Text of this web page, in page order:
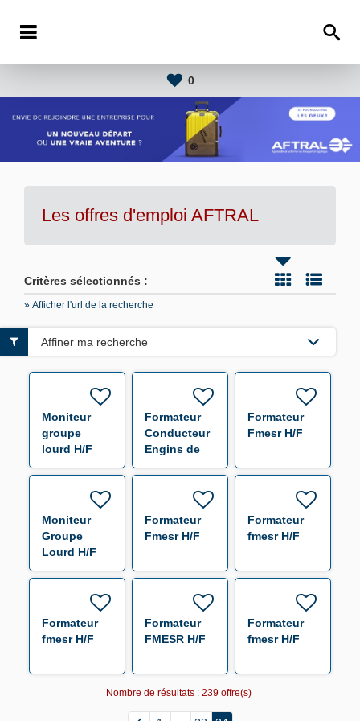
0
Les offres d'emploi AFTRAL
Critères sélectionnés :
» Afficher l'url de la recherche
Moniteur
groupe
lourd H/F
Formateur
Conducteur
Engins de
chantier - Le
sur-Mauldre
H/F
Formateur
Fmesr H/F
Moniteur
Groupe
Lourd H/F
Formateur
Fmesr H/F
Formateur
fmesr H/F
Formateur
fmesr H/F
Formateur
FMESR H/F
Formateur
fmesr H/F
Affiner ma recherche
Nombre de résultats : 239 offre(s)